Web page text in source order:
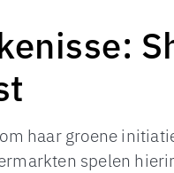
haar groene
spelen